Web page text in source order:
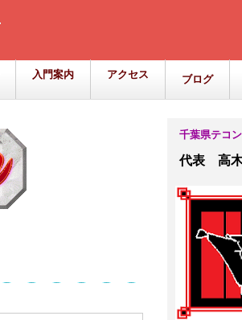
入門案内 アクセス ブログ
千葉県テコ
代表 高